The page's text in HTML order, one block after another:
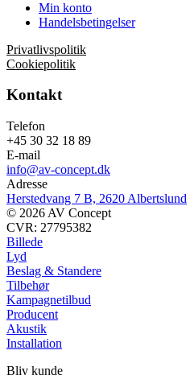
Min konto
Handelsbetingelser
Privatlivspolitik
Cookiepolitik
Kontakt
Telefon
+45 30 32 18 89
E-mail
info@av-concept.dk
Adresse
Herstedvang 7 B, 2620 Albertslund
© 2026 AV Concept
CVR: 27795382
Billede
Lyd
Beslag & Standere
Tilbehør
Kampagnetilbud
Producent
Akustik
Installation
Bliv kunde